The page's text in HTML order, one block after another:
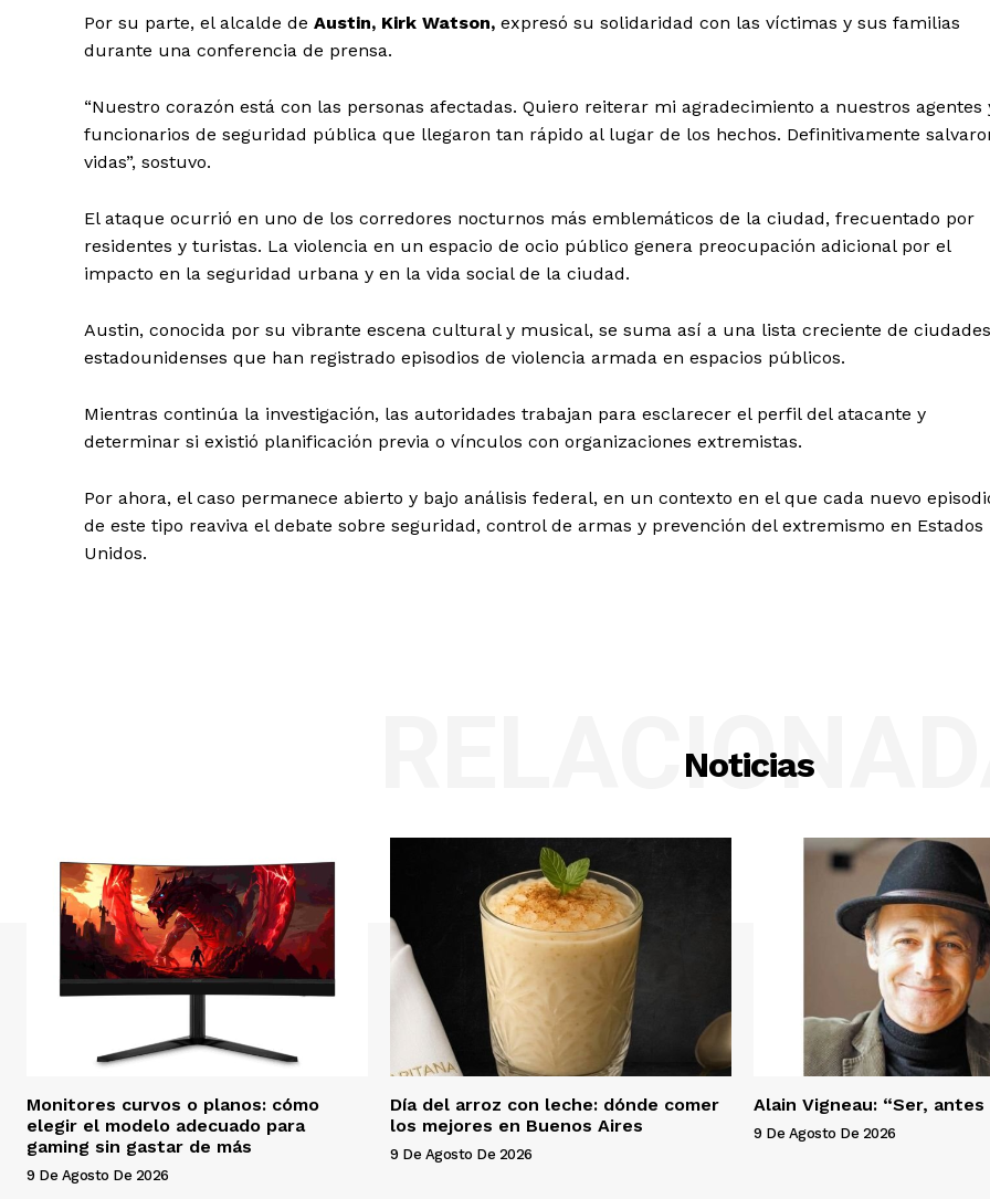
Por su parte, el alcalde de Austin, Kirk Watson, expresó su solidaridad con las víctimas y sus familias
durante una conferencia de prensa.
“Nuestro corazón está con las personas afectadas. Quiero reiterar mi agradecimiento a nuestros agentes
funcionarios de seguridad pública que llegaron tan rápido al lugar de los hechos. Definitivamente
vidas”, sostuvo.
El ataque ocurrió en uno de los corredores nocturnos más emblemáticos de la ciudad, frecuentado por
residentes y turistas. La violencia en un espacio de ocio público genera preocupación adicional por el
impacto en la seguridad urbana y en la vida social de la ciudad.
Austin, conocida por su vibrante escena cultural y musical, se suma así a una lista creciente de ciudades
estadounidenses que han registrado episodios de violencia armada en espacios públicos.
Mientras continúa la investigación, las autoridades trabajan para esclarecer el perfil del atacante y
determinar si existió planificación previa o vínculos con organizaciones extremistas.
Por ahora, el caso permanece abierto y bajo análisis federal, en un contexto en el que cada nuevo
de este tipo reaviva el debate sobre seguridad, control de armas y prevención del extremismo en Estados
Unidos.
Noticias
Monitores curvos o planos: cómo
elegir el modelo adecuado para
gaming sin gastar de más
9 De Agosto De 2026
Día del arroz con leche: dónde comer
los mejores en Buenos Aires
9 De Agosto De 2026
Alain Vigneau: “Ser, antes
9 De Agosto De 2026